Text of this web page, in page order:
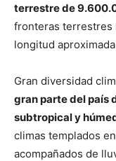
terrestre de
fronteras terrestres
longitud
Gran diversidad
gran parte del país
subtropical y
climas templados
acompañados de